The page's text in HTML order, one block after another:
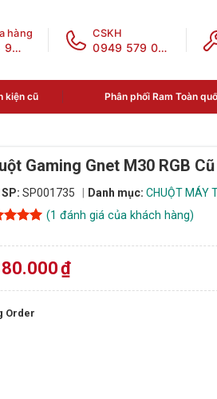
hàng
0888 195 969
CSKH
0949 579 078
kiện cũ Phân phối Ram Toàn
Gaming Gnet M30 RGB Cũ
SP: SP001735 Danh mục: CHUỘT MÁY
trên
giá
(1 đánh giá của khách hàng)
₫
Order